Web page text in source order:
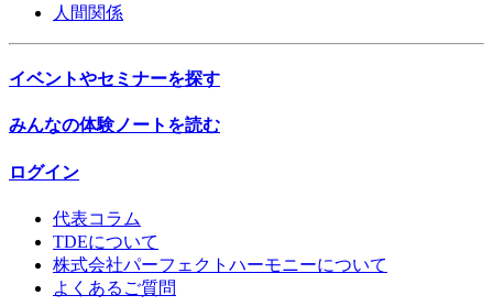
人間関係
イベントやセミナーを探す
みんなの体験ノートを読む
ログイン
代表コラム
TDEについて
株式会社パーフェクトハーモニーについて
よくあるご質問